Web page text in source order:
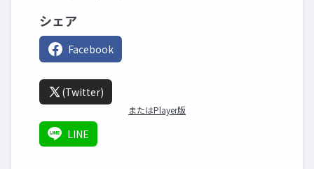
シェア
Facebook
(Twitter)
またはPlayer版
LINE